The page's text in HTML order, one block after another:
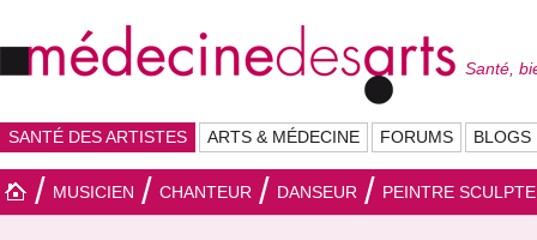
Santé,
SANTÉ DES ARTISTES ARTS & MÉDECINE FORUMS BLOGS
MUSICIEN CHANTEUR DANSEUR PEINTRE